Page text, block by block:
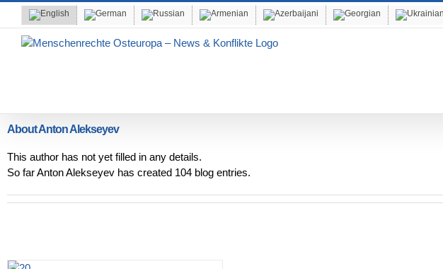
content
AboutAnton Alekseyev
This author has not yet filled in any details.
So far Anton Alekseyev has created 104 blog entries.